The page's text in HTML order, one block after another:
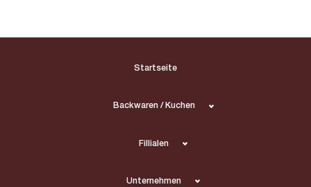
Startseite
Backwaren / Kuchen
Fillialen
Unternehmen